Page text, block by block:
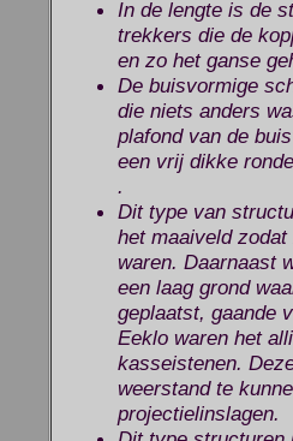
In de lengte is de
trekkers die de
en zo het ganse
De buisvormige
die niets anders
plafond van de
een vrij dikke
.
Dit type van
het maaiveld
waren. Daarnaast
een laag grond
geplaatst, gaande
Eeklo waren het
kasseistenen.
weerstand te
projectielinslagen.